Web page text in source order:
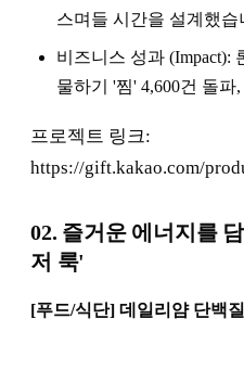
스며들 시간을 설계했습
비즈니스 성과 (Impact):
물하기 '찜' 4,600건 돌
프로젝트 링크:
https://gift.kakao.com/
02. 즐거운 에너지를
저 룩'
[푸드/식단] 데일리얌 단백